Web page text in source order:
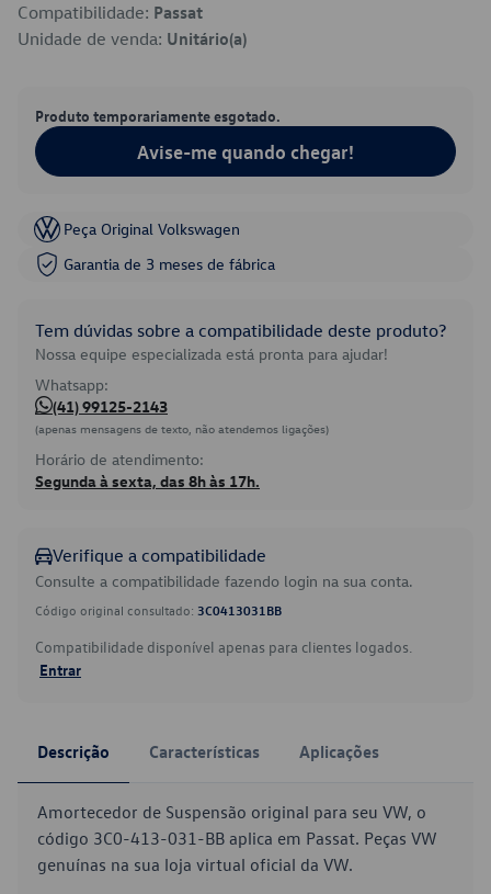
Compatibilidade: Passat
Unidade de venda: Unitário(a)
Produto temporariamente esgotado.
Avise-me quando chegar!
Peça Original Volkswagen
Garantia de 3 meses de fábrica
Tem dúvidas sobre a compatibilidade deste produto?
Nossa equipe especializada está pronta para ajudar!
Whatsapp:
(41) 99125-2143
(apenas mensagens de texto, não atendemos ligações)
Horário de atendimento:
Segunda à sexta, das 8h às 17h.
Verifique a compatibilidade
Consulte a compatibilidade fazendo login na sua conta.
Código original consultado: 3C0413031BB
Compatibilidade disponível apenas para clientes logados.
Entrar
Descrição Características Aplicações
Amortecedor de Suspensão original para seu VW, o
código 3C0-413-031-BB aplica em Passat. Peças VW
genuínas na sua loja virtual oficial da VW.